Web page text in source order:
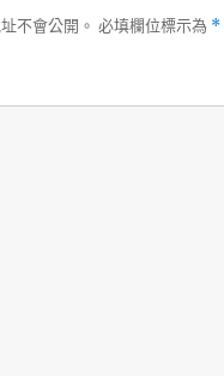
不會公開。 必填欄位標示為 *